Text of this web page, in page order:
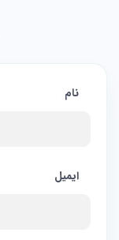
نام
ایمیل